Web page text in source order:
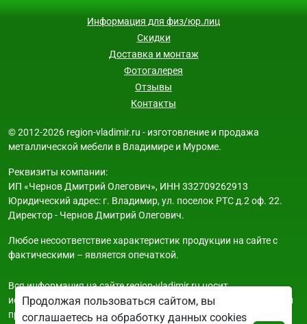
Информация для физ/юр.лиц
Скидки
Доставка и монтаж
Фотогалерея
Отзывы
Контакты
© 2012-2026 region-vladimir.ru - изготовление и продажа
металлической мебели в Владимире и Муроме.
Реквизиты компании:
ИП «Чернов Дмитрий Олегович», ИНН 332709262913
Юридический адрес: г. Владимир, ул. поселок РТС д.2 оф. 22.
Директор - Чернов Дмитрий Олегович.
Любое несоответствие характеристик продукции на сайте с
фактическими – является опечаткой.
Вся информация на сайте region-vladimir.ru носит
исключительно ознакомительный и справочный характер и ни
при каких условиях не является публичной офертой. Всю
Продолжая пользоваться сайтом, вы
соглашаетесь на обработку данных cookies